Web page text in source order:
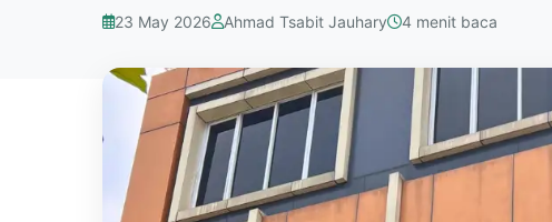
23 May 2026 Ahmad Tsabit Jauhary 4 menit baca